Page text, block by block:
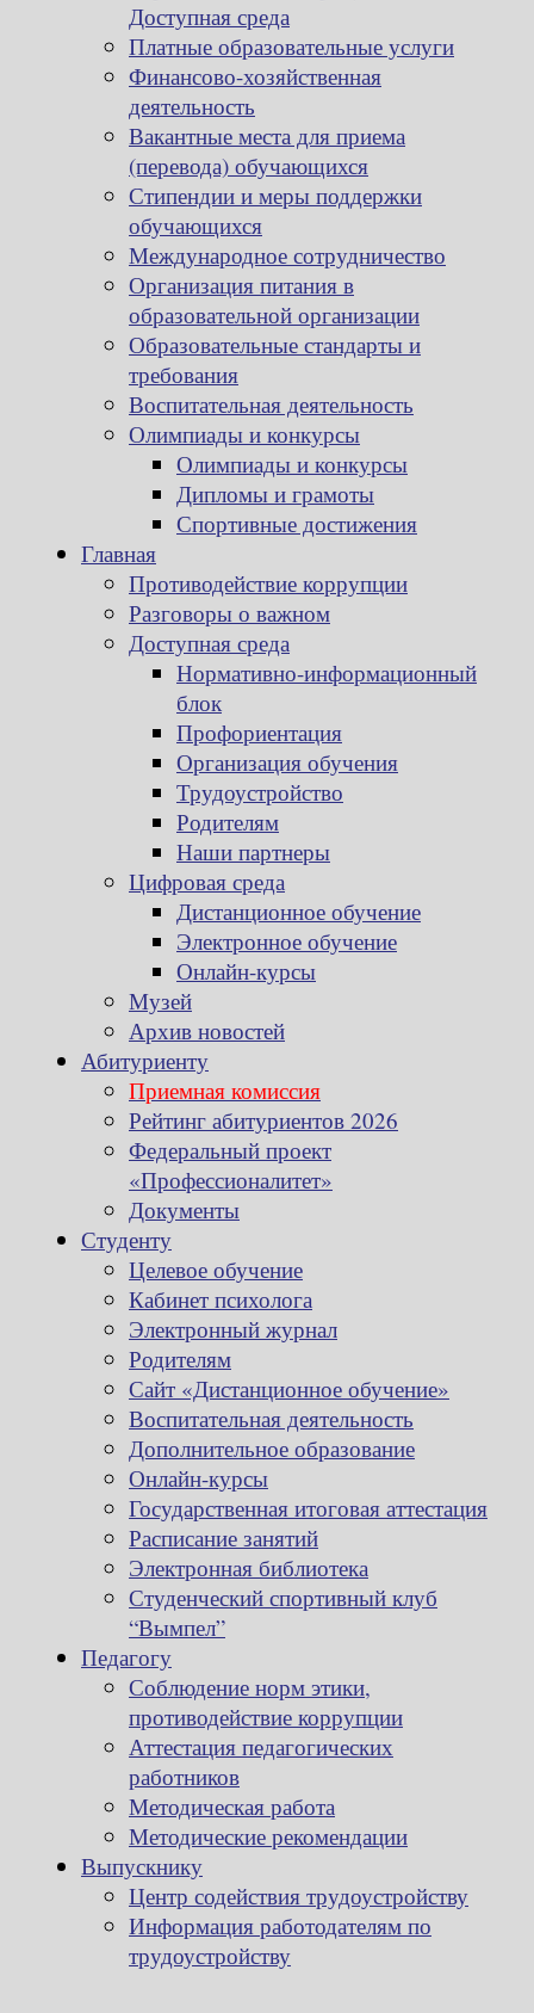
Доступная среда
Платные образовательные услуги
Финансово-хозяйственная
деятельность
Вакантные места для приема
(перевода) обучающихся
Стипендии и меры поддержки
обучающихся
Международное сотрудничество
Организация питания в
образовательной организации
Образовательные стандарты и
требования
Воспитательная деятельность
Олимпиады и конкурсы
Олимпиады и конкурсы
Дипломы и грамоты
Спортивные достижения
Главная
Противодействие коррупции
Разговоры о важном
Доступная среда
Нормативно-информационный
блок
Профориентация
Организация обучения
Трудоустройство
Родителям
Наши партнеры
Цифровая среда
Дистанционное обучение
Электронное обучение
Онлайн-курсы
Музей
Архив новостей
Абитуриенту
Приемная комиссия
Рейтинг абитуриентов 2026
Федеральный проект
«Профессионалитет»
Документы
Студенту
Целевое обучение
Кабинет психолога
Электронный журнал
Родителям
Сайт «Дистанционное обучение»
Воспитательная деятельность
Дополнительное образование
Онлайн-курсы
Государственная итоговая аттестация
Расписание занятий
Электронная библиотека
Студенческий спортивный клуб
“Вымпел”
Педагогу
Соблюдение норм этики,
противодействие коррупции
Аттестация педагогических
работников
Методическая работа
Методические рекомендации
Выпускнику
Центр содействия трудоустройству
Информация работодателям по
трудоустройству